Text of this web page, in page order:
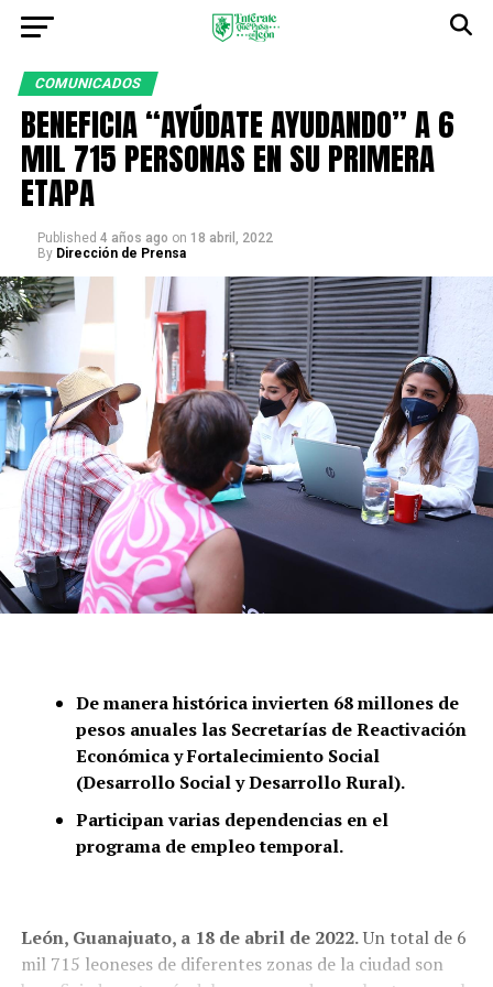
COMUNICADOS
BENEFICIA “AYÚDATE AYUDANDO” A 6
MIL 715 PERSONAS EN SU PRIMERA
ETAPA
Published 4 años ago on 18 abril, 2022
By Dirección de Prensa
De manera histórica invierten 68 millones de
pesos anuales las Secretarías de Reactivación
Económica y Fortalecimiento Social
(Desarrollo Social y Desarrollo Rural).
Participan varias dependencias en el
programa de empleo temporal.
León, Guanajuato, a 18 de abril de 2022.Un total de 6
mil 715 leoneses de diferentes zonas de la ciudad son